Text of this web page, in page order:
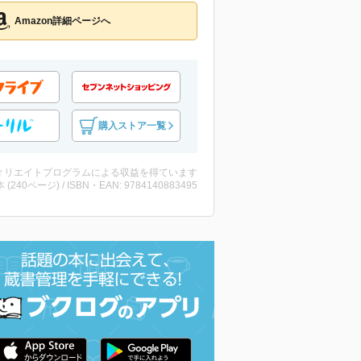
Amazon詳細ページへ
購入ストア一覧
リエイトプログラムによる収益を得ています
(240ページ) / ISBN・EAN: 9784140883495